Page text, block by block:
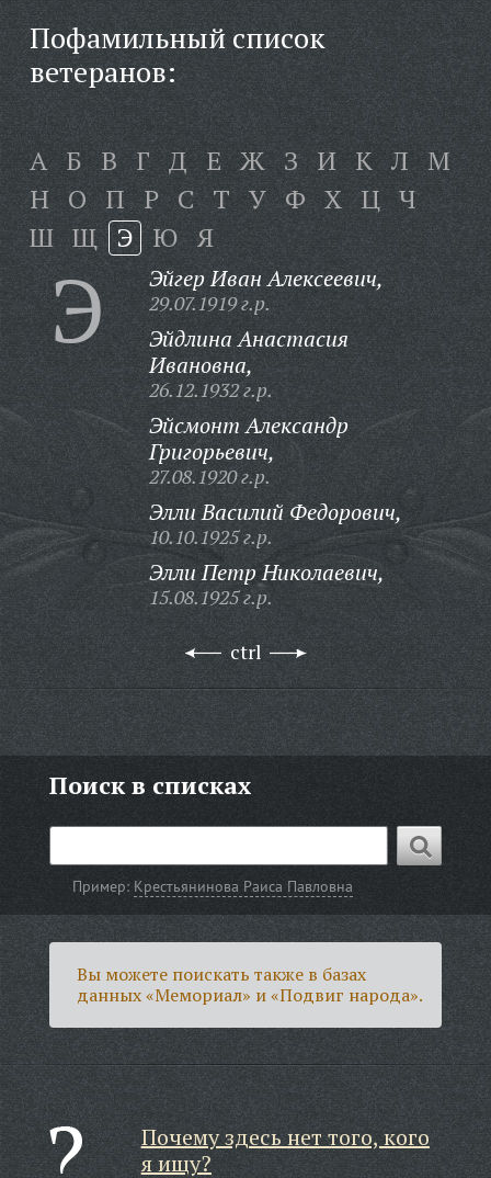
Пофамильный список
ветеранов:
А Б В Г Д Е Ж З И К Л М
Н О П Р С Т У Ф Х Ц Ч
Ш Щ Э Ю Я
Э Эйгер Иван Алексеевич,
29.07.1919 г.р.
Эйдлина Анастасия
Ивановна,
26.12.1932 г.р.
Эйсмонт Александр
Григорьевич,
27.08.1920 г.р.
Элли Василий Федорович,
10.10.1925 г.р.
Элли Петр Николаевич,
15.08.1925 г.р.
ctrl
Поиск в списках
Пример: Крестьянинова Раиса Павловна
Вы можете поискать также в базах
данных «Мемориал» и «Подвиг народа».
Почему здесь нет того, кого
я ищу?